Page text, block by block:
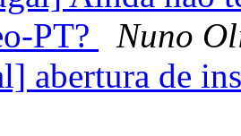
PT?
Nuno
abertura de